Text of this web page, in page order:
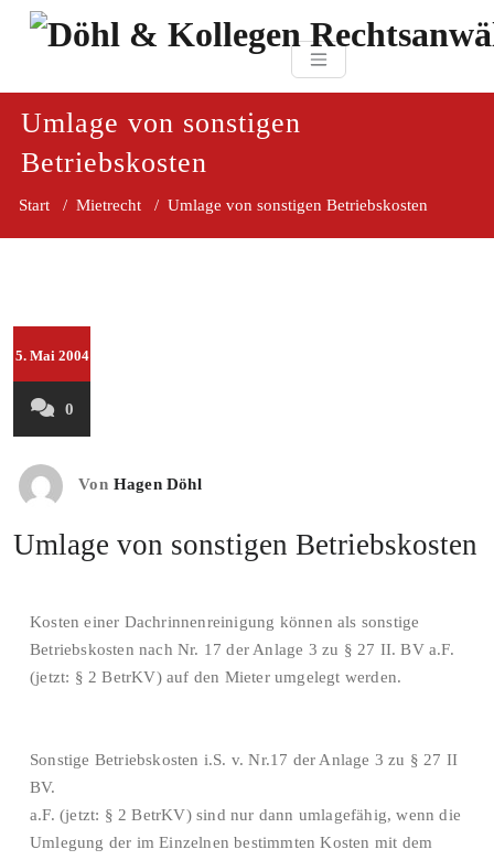
Zum
Döhl & Kollegen
Umlage von sonstigen
Betriebskosten
Start / Mietrecht / Umlage von sonstigen Betriebskosten
5. Mai 2004
0
Von Hagen Döhl
Umlage von sonstigen Betriebskosten
Kosten einer Dachrinnenreinigung können als sonstige
Betriebskosten nach Nr. 17 der Anlage 3 zu § 27 II. BV a.F.
(jetzt: § 2 BetrKV) auf den Mieter umgelegt werden.
Sonstige Betriebskosten i.S. v. Nr.17 der Anlage 3 zu § 27 II
BV.
a.F. (jetzt: § 2 BetrKV) sind nur dann umlagefähig, wenn die
Umlegung der im Einzelnen bestimmten Kosten mit dem